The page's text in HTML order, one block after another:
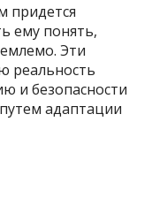
придется
ему понять,
Эти
реальность
и безопасности
адаптации